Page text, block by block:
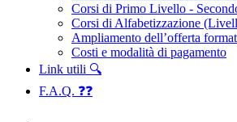
Corsi di Primo Livello -
Corsi di Alfabetizzazione
Ampliamento dell’offerta
Costi e modalità di pagamento
Link utili 🔍
F.A.Q. ❓❓